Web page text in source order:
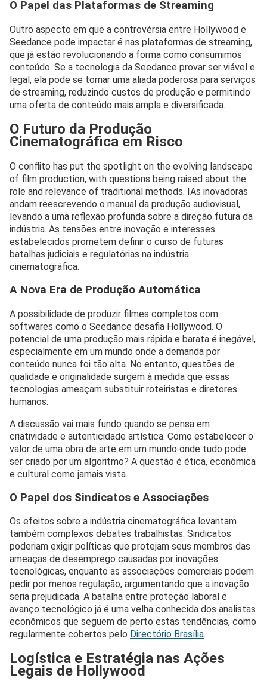
O Papel das Plataformas de Streaming
Outro aspecto em que a controvérsia entre Hollywood e
Seedance pode impactar é nas plataformas de streaming,
que já estão revolucionando a forma como consumimos
conteúdo. Se a tecnologia da Seedance provar ser viável e
legal, ela pode se tornar uma aliada poderosa para serviços
de streaming, reduzindo custos de produção e permitindo
uma oferta de conteúdo mais ampla e diversificada.
O Futuro da Produção
Cinematográfica em Risco
O conflito has put the spotlight on the evolving landscape
of film production, with questions being raised about the
role and relevance of traditional methods. IAs inovadoras
andam reescrevendo o manual da produção audiovisual,
levando a uma reflexão profunda sobre a direção futura da
indústria. As tensões entre inovação e interesses
estabelecidos prometem definir o curso de futuras
batalhas judiciais e regulatórias na indústria
cinematográfica.
A Nova Era de Produção Automática
A possibilidade de produzir filmes completos com
softwares como o Seedance desafia Hollywood. O
potencial de uma produção mais rápida e barata é inegável,
especialmente em um mundo onde a demanda por
conteúdo nunca foi tão alta. No entanto, questões de
qualidade e originalidade surgem à medida que essas
tecnologias ameaçam substituir roteiristas e diretores
humanos.
A discussão vai mais fundo quando se pensa em
criatividade e autenticidade artística. Como estabelecer o
valor de uma obra de arte em um mundo onde tudo pode
ser criado por um algoritmo? A questão é ética, econômica
e cultural como jamais vista.
O Papel dos Sindicatos e Associações
Os efeitos sobre a indústria cinematográfica levantam
também complexos debates trabalhistas. Sindicatos
poderiam exigir políticas que protejam seus membros das
ameaças de desemprego causadas por inovações
tecnológicas, enquanto as associações comerciais podem
pedir por menos regulação, argumentando que a inovação
seria prejudicada. A batalha entre proteção laboral e
avanço tecnológico já é uma velha conhecida dos analistas
econômicos que seguem de perto estas tendências, como
regularmente cobertos pelo Directório Brasília.
Logística e Estratégia nas Ações
Legais de Hollywood